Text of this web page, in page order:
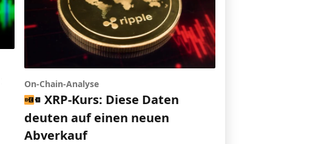
On-Chain-Analyse
XRP-Kurs: Diese Daten
deuten auf einen neuen
Abverkauf